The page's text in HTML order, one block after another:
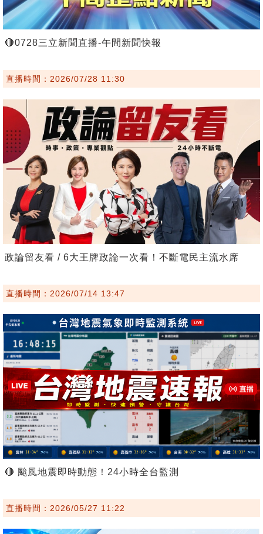
🔴0728三立新聞直播-午間新聞快報
直播時間：2026/07/28 11:30
政論留友看 / 6大王牌政論一次看！不斷電民主流水席
直播時間：2026/07/14 13:47
🔴 颱風地震即時動態！24小時全台監測
直播時間：2026/05/27 11:22